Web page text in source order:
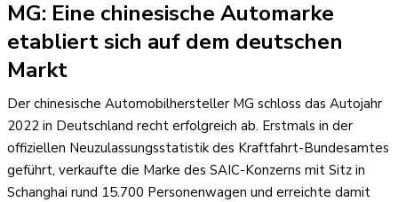
MG: Eine chinesische Automarke
etabliert sich auf dem deutschen
Markt
Der chinesische Automobilhersteller MG schloss das Autojahr
2022 in Deutschland recht erfolgreich ab. Erstmals in der
offiziellen Neuzulassungsstatistik des Kraftfahrt-Bundesamtes
geführt, verkaufte die Marke des SAIC-Konzerns mit Sitz in
Schanghai rund 15.700 Personenwagen und erreichte damit